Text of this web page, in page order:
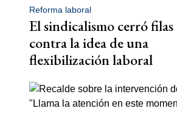
Reforma laboral
El sindicalismo cerró filas
contra la idea de una
flexibilización laboral